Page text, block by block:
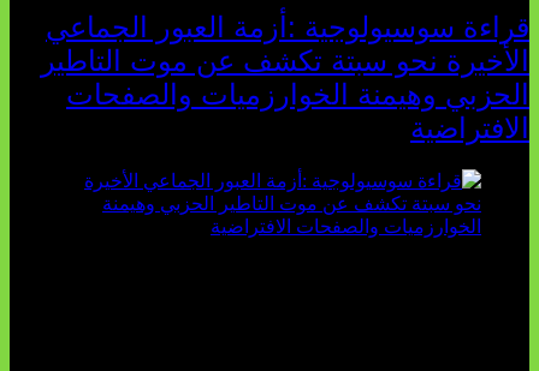
قراءة سوسيولوجية :أزمة العبور الجماعي
الأخيرة نحو سبتة تكشف عن موت التاطير
الحزبي وهيمنة الخوارزميات والصفحات
الافتراضية